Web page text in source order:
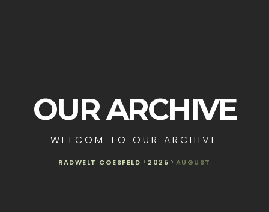
OUR ARCHIVE
WELCOM TO OUR ARCHIVE
RADWELT COESFELD > 2025 > AUGUST